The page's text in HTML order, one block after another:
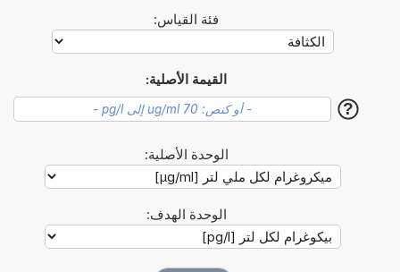
فئة القياس:
القيمة الأصلية:
?
الوحدة الأصلية:
الوحدة الهدف: